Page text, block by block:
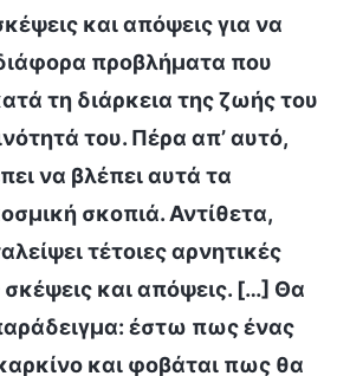
και απόψεις για να
προβλήματα που
τη διάρκεια της ζωής του
του. Πέρα απ’ αυτό,
να βλέπει αυτά τα
σκοπιά. Αντίθετα,
τέτοιες αρνητικές
και απόψεις. […] Θα
έστω πως ένας
και φοβάται πως θα